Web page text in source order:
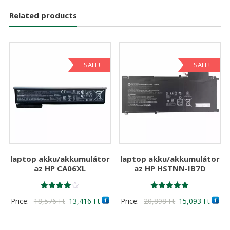
Related products
SALE!
laptop akku/akkumulátor
az HP CA06XL
4.00
Price: 18,576Ft Original
13,416 FtCurrent
SALE!
laptop akku/akkumulátor
az HP HSTNN-IB7D
5.00
Price: 20,898Ft Original
15,093 Ft